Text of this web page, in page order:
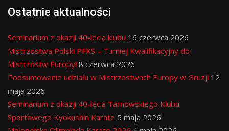
Ostatnie aktualności
Seminarium z okazji 40-lecia klubu 16 czerwca 2026
Mistrzostwa Polski PFKS – Turniej Kwalifikacyjny do
Mistrzostw Europy! 8 czerwca 2026
Podsumowanie udziału w Mistrzostwach Europy w Gruzji 12
maja 2026
Seminarium z okazji 40-lecia Tarnowskiego Klubu
Sportowego Kyokushin Karate 5 maja 2026